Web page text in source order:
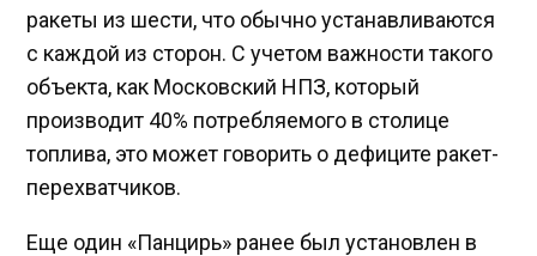
ракеты из шести, что обычно устанавливаются
с каждой из сторон. С учетом важности такого
объекта, как Московский НПЗ, который
производит 40% потребляемого в столице
топлива, это может говорить о дефиците ракет-
перехватчиков.
Еще один «Панцирь» ранее был установлен в